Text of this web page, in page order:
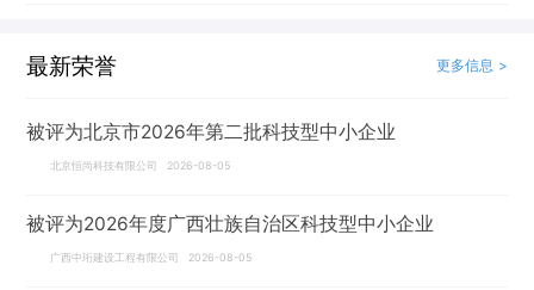
最新荣誉 更多信息 >
被评为北京市2026年第二批科技型中小企业
北京恒尚科技有限公司 2026-08-05
被评为2026年度广西壮族自治区科技型中小企业
广西中珩建设工程有限公司 2026-08-05